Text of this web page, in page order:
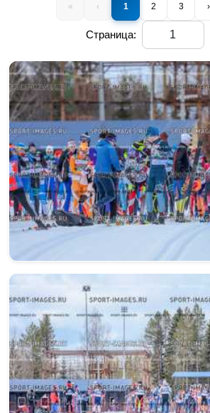
« ‹ 1 2 3 ›
Страница: